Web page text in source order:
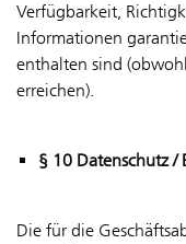
Verfügbarkeit,
Informationen
enthalten sind
erreichen).
§ 10 Datenschutz /
Die für die